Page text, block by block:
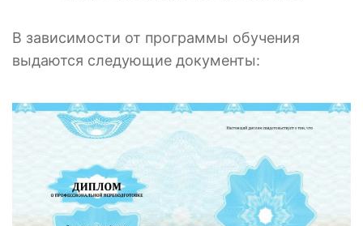
В зависимости от программы обучения
выдаются следующие документы: